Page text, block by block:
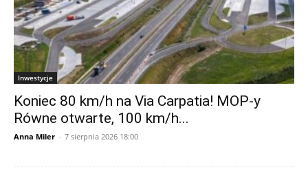
Inwestycje
Koniec 80 km/h na Via Carpatia! MOP-y
Równe otwarte, 100 km/h...
Anna Miler - 7 sierpnia 2026 18:00